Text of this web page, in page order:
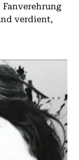
verdient,